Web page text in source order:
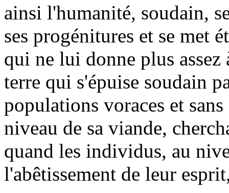
ainsi l'humanité, soudain,
ses progénitures et se met
qui ne lui donne plus assez
terre qui s'épuise soudain
populations voraces et
niveau de sa viande,
quand les individus, au
l'abêtissement de leur